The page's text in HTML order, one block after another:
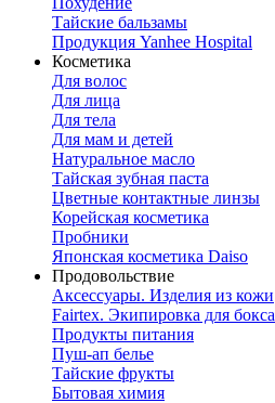
Тайские бальзамы
Продукция Yanhee Hospital
Косметика
Для волос
Для лица
Для тела
Для мам и детей
Натуральное масло
Тайская зубная паста
Цветные контактные линзы
Корейская косметика
Пробники
Японская косметика Daiso
Продовольствие
Аксессуары. Изделия из кожи
Fairtex. Экипировка для бокса
Продукты питания
Пуш-ап белье
Тайские фрукты
Бытовая химия